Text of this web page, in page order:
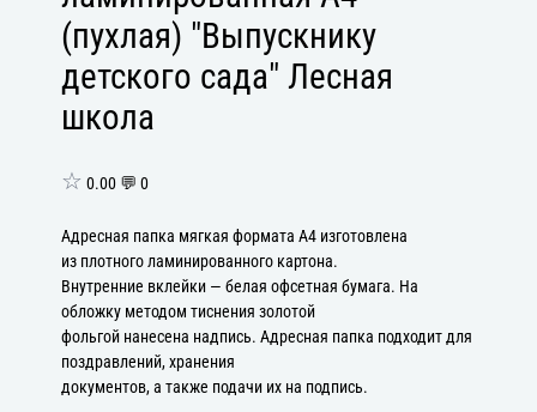
(пухлая) "Выпускнику
детского сада" Лесная
школа
☆ 0.00 💬 0
Адресная папка мягкая формата А4 изготовлена
из плотного ламинированного картона.
Внутренние вклейки — белая офсетная бумага. На
обложку методом тиснения золотой
фольгой нанесена надпись. Адресная папка подходит для
поздравлений, хранения
документов, а также подачи их на подпись.